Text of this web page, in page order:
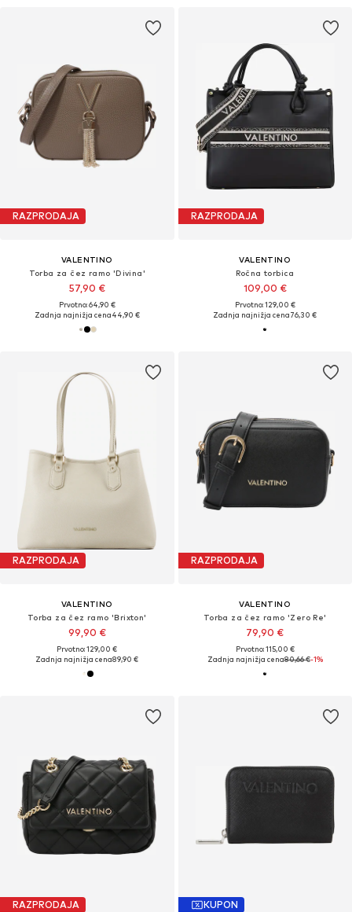
RAZPRODAJA
VALENTINO
Torba za čez ramo 'Divina'
57,90 €
Prvotno: 64,90 €
Zadnja najnižja cena44,90 €
RAZPRODAJA
VALENTINO
Ročna torbica
109,00 €
Prvotno: 129,00 €
Zadnja najnižja cena76,30 €
RAZPRODAJA
VALENTINO
Torba za čez ramo 'Brixton'
99,90 €
Prvotno: 129,00 €
Zadnja najnižja cena89,90 €
RAZPRODAJA
VALENTINO
Torba za čez ramo 'Zero Re'
79,90 €
Prvotno: 115,00 €
Zadnja najnižja cena80,66 €-1%
RAZPRODAJA KUPON